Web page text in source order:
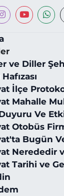
ve Diller
İlçe
Mahalle
Ve
Otobüs
Bugün
Nerededir
Tarihi ve